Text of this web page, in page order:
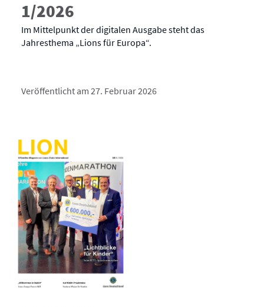
1/2026
Im Mittelpunkt der digitalen Ausgabe steht das
Jahresthema „Lions für Europa“.
Veröffentlicht am 27. Februar 2026